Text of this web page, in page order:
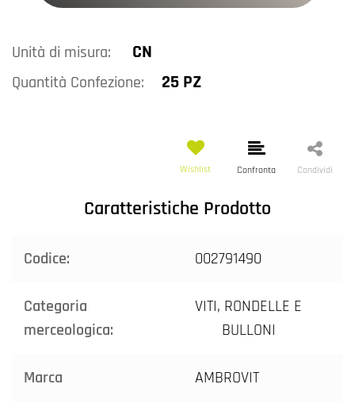
Unità di misura: CN
Quantità Confezione: 25 PZ
Wishlist Confronta Condividi
Caratteristiche Prodotto
Codice: 002791490
Categoria
merceologica:
VITI, RONDELLE E
BULLONI
Marca AMBROVIT